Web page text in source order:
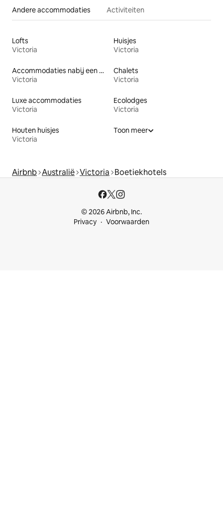
Andere accommodaties Activiteiten
Lofts
Victoria
Huisjes
Victoria
Accommodaties nabij een meer
Victoria
Chalets
Victoria
Luxe accommodaties
Victoria
Ecolodges
Victoria
Houten huisjes
Victoria
Toon meer
Airbnb Australië Victoria Boetiekhotels
© 2026 Airbnb, Inc.
Privacy
Voorwaarden